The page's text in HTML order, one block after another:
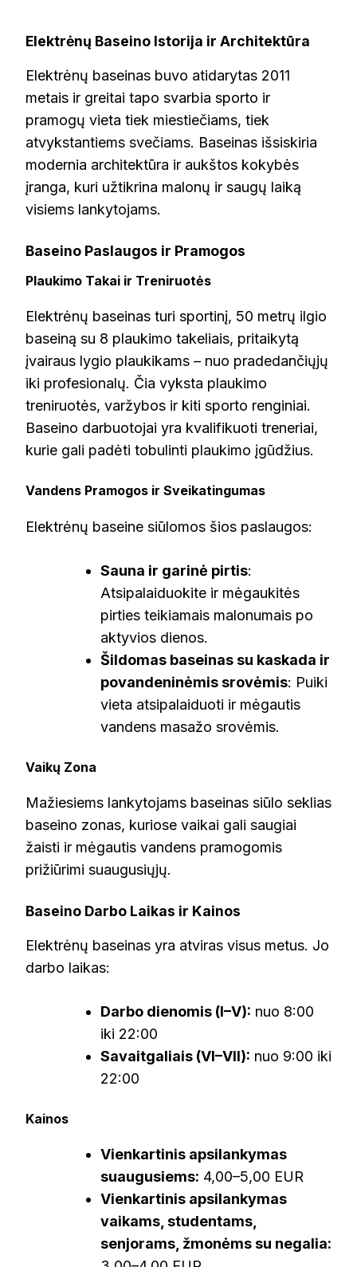
Elektrėnų Baseino Istorija ir Architektūra
Elektrėnų baseinas buvo atidarytas 2011
metais ir greitai tapo svarbia sporto ir
pramogų vieta tiek miestiečiams, tiek
atvykstantiems svečiams. Baseinas išsiskiria
modernia architektūra ir aukštos kokybės
įranga, kuri užtikrina malonų ir saugų laiką
visiems lankytojams.
Baseino Paslaugos ir Pramogos
Plaukimo Takai ir Treniruotės
Elektrėnų baseinas turi sportinį, 50 metrų ilgio
baseiną su 8 plaukimo takeliais, pritaikytą
įvairaus lygio plaukikams – nuo pradedančiųjų
iki profesionalų. Čia vyksta plaukimo
treniruotės, varžybos ir kiti sporto renginiai.
Baseino darbuotojai yra kvalifikuoti treneriai,
kurie gali padėti tobulinti plaukimo įgūdžius.
Vandens Pramogos ir Sveikatingumas
Elektrėnų baseine siūlomos šios paslaugos:
Sauna ir garinė pirtis:
Atsipalaiduokite ir mėgaukitės
pirties teikiamais malonumais po
aktyvios dienos.
Šildomas baseinas su kaskada ir
povandeninėmis srovėmis: Puiki
vieta atsipalaiduoti ir mėgautis
vandens masažo srovėmis.
Vaikų Zona
Mažiesiems lankytojams baseinas siūlo seklias
baseino zonas, kuriose vaikai gali saugiai
žaisti ir mėgautis vandens pramogomis
prižiūrimi suaugusiųjų.
Baseino Darbo Laikas ir Kainos
Elektrėnų baseinas yra atviras visus metus. Jo
darbo laikas:
Darbo dienomis (I–V): nuo 8:00
iki 22:00
Savaitgaliais (VI–VII): nuo 9:00 iki
22:00
Kainos
Vienkartinis apsilankymas
suaugusiems: 4,00–5,00 EUR
Vienkartinis apsilankymas
vaikams, studentams,
senjorams, žmonėms su negalia: